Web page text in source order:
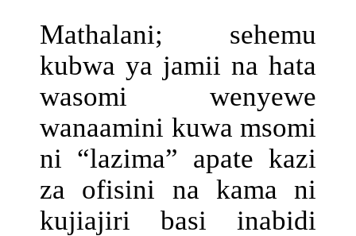
Mathalani; sehemu
kubwa ya jamii na hata
wasomi wenyewe
wanaamini kuwa msomi
ni “lazima” apate kazi
za ofisini na kama ni
kujiajiri basi inabidi